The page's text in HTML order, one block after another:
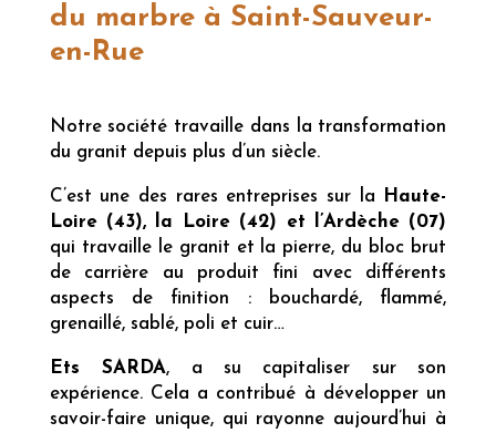
du marbre à Saint-Sauveur-
en-Rue
Notre société travaille dans la transformation
du granit depuis plus d’un siècle.
C’est une des rares entreprises sur la
Haute-
Loire (43), la Loire (42) et l’Ardèche (07)
qui travaille le granit et la pierre, du bloc brut
de carrière au produit fini avec différents
aspects de finition : bouchardé, flammé,
grenaillé, sablé, poli et cuir…
Ets SARDA, a su capitaliser sur son
expérience. Cela a contribué à développer un
savoir-faire unique, qui rayonne aujourd’hui à